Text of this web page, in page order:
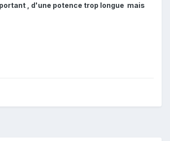
, d'une potence trop longue mais